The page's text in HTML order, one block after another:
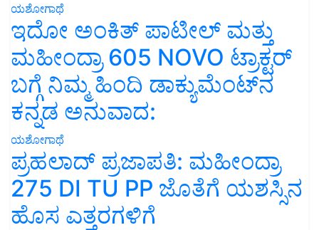
ಯಶೋಗಾಥೆ
ಇದೋ ಅಂಕಿತ್ ಪಾಟೀಲ್ ಮತ್ತು
ಮಹೀಂದ್ರಾ 605 NOVO ಟ್ರಾಕ್ಟರ್
ಬಗ್ಗೆ ನಿಮ್ಮ ಹಿಂದಿ ಡಾಕ್ಯುಮೆಂಟ್‌ನ
ಕನ್ನಡ ಅನುವಾದ:
ಯಶೋಗಾಥೆ
ಪ್ರಹಲಾದ್ ಪ್ರಜಾಪತಿ: ಮಹೀಂದ್ರಾ
275 DI TU PP ಜೊತೆಗೆ ಯಶಸ್ಸಿನ
ಹೊಸ ಎತ್ತರಗಳಿಗೆ